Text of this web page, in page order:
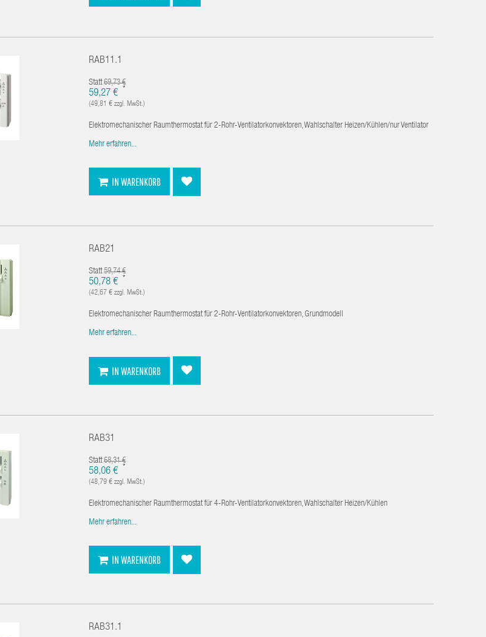
RAB11.1
Statt69,73 €
59,27 € *
(49,81 € zzgl. MwSt.)
Elektromechanischer Raumthermostat für 2-Rohr-Ventilatorkonvektoren, Wahlschalter Heizen/Kühlen/nur Ventilator
Mehr erfahren...
IN WARENKORB
RAB21
Statt59,74 €
50,78 € *
(42,67 € zzgl. MwSt.)
Elektromechanischer Raumthermostat für 2-Rohr-Ventilatorkonvektoren, Grundmodell
Mehr erfahren...
IN WARENKORB
RAB31
Statt68,31 €
58,06 € *
(48,79 € zzgl. MwSt.)
Elektromechanischer Raumthermostat für 4-Rohr-Ventilatorkonvektoren, Wahlschalter Heizen/Kühlen
Mehr erfahren...
IN WARENKORB
RAB31.1